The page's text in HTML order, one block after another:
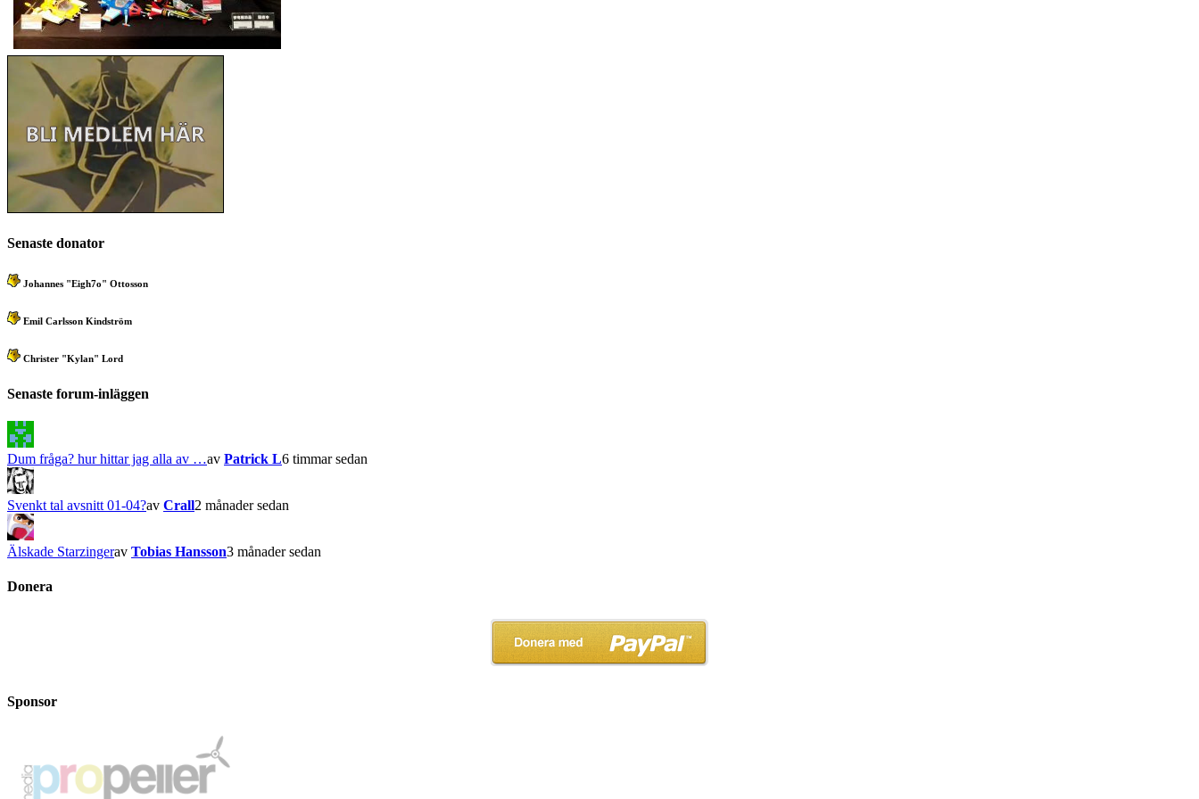
Senaste donator
Johannes "Eigh7o" Ottosson
Emil Carlsson Kindström
Christer "Kylan" Lord
Senaste forum-inläggen
Dum fråga? hur hittar jag alla av …av Patrick L6 timmar sedan
Svenkt tal avsnitt 01-04?av Crall2 månader sedan
Älskade Starzingerav Tobias Hansson3 månader sedan
Donera
Sponsor